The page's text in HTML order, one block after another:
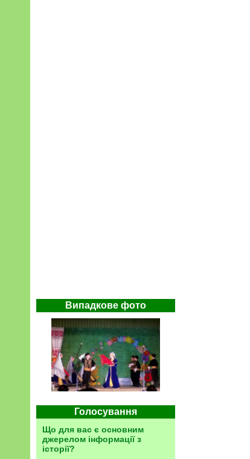
Випадкове фото
Голосування
Що для вас є основним
джерелом інформації з
історії?